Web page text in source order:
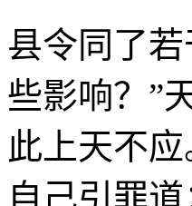
县令同了
些影响？”
此上天不
自己引罪